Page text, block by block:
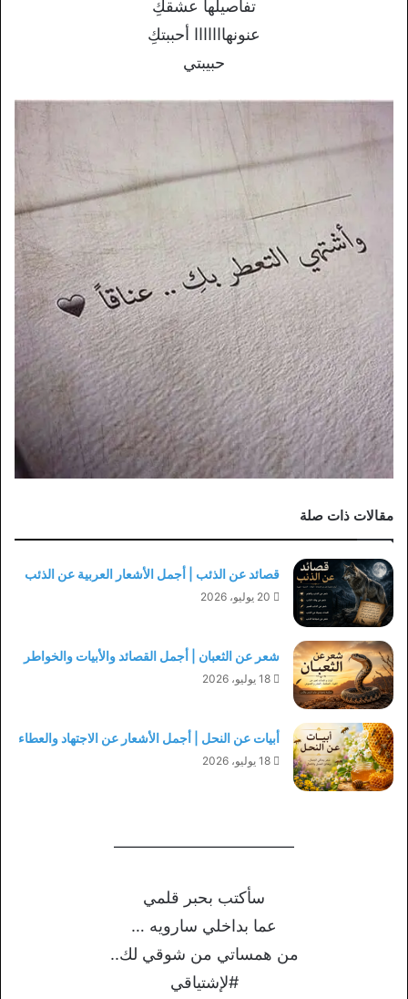
تفاصيلها عشقكِ
عنونهااااااا أحببتكِ
حبيبتي
مقالات ذات صلة
قصائد عن الذئب | أجمل الأشعار العربية عن الذئب
20 يوليو، 2026
شعر عن الثعبان | أجمل القصائد والأبيات والخواطر
18 يوليو، 2026
أبيات عن النحل | أجمل الأشعار عن الاجتهاد والعطاء
18 يوليو، 2026
———————————
سأكتب بحبر قلمي
عما بداخلي سارويه …
من همساتي من شوقي لك..
#لإشتياقي